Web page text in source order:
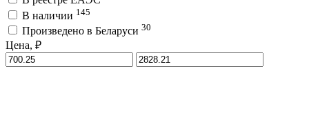
В наличии 145
Произведено в Беларуси 30
Цена, ₽